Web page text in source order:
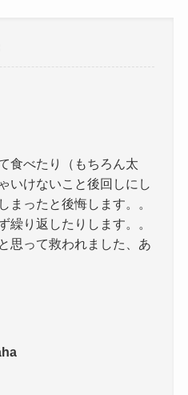
食べたり（もちろん太
いけないこと後回しにし
まったと後悔します。。
繰り返したりします。。
思って救われました、あ